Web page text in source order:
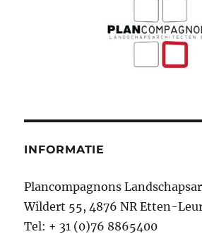
INFORMATIE
Plancompagnons
Wildert 55, 4876 NR Etten-
Tel: + 31 (0)76 8865400